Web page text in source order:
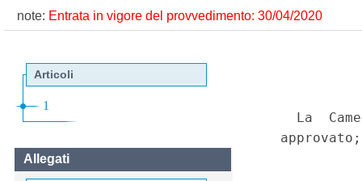
note: Entrata in vigore del provvedimento: 30/04/2020